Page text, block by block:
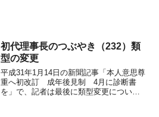
初代理事長のつぶやき（232）類
型の変更
平成31年1月14日の新聞記事「本人意思尊
重へ初改訂 成年後見制 4月に診断書
を」で、記者は最後に類型変更について